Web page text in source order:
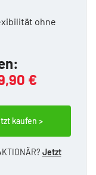
ohne
€
kaufen >
Jetzt